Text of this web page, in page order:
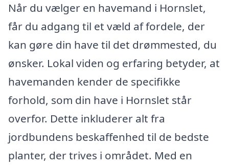
Når du vælger en havemand i Hornslet,
får du adgang til et væld af fordele, der
kan gøre din have til det drømmested, du
ønsker. Lokal viden og erfaring betyder, at
havemanden kender de specifikke
forhold, som din have i Hornslet står
overfor. Dette inkluderer alt fra
jordbundens beskaffenhed til de bedste
planter, der trives i området. Med en